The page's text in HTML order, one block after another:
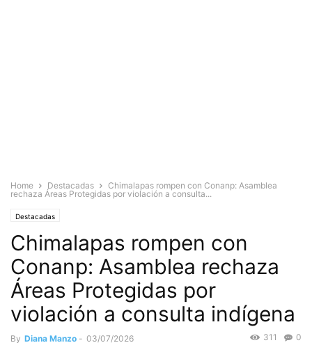
Home Destacadas
Chimalapas rompen con Conanp: Asamblea
rechaza Áreas Protegidas por violación a consulta...
Destacadas
Chimalapas rompen con
Conanp: Asamblea rechaza
Áreas Protegidas por
violación a consulta indígena
By Diana Manzo - 03/07/2026 0
311